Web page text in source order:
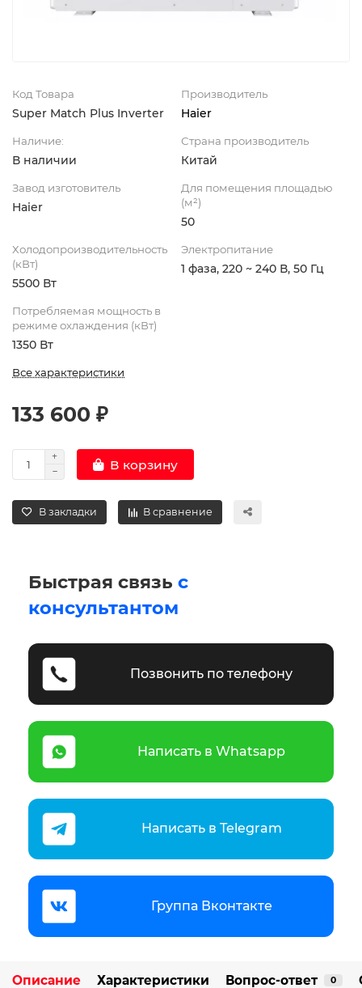
Код Товара
Super Match Plus Inverter
Производитель
Haier
Наличие:
В наличии
Страна производитель
Китай
Завод изготовитель
Haier
Для помещения площадью
(м²)
50
Холодопроизводительность
(кВт)
5500 Вт
Электропитание
1 фаза, 220 ~ 240 В, 50 Гц
Потребляемая мощность в
режиме охлаждения (кВт)
1350 Вт
Все характеристики
133 600 ₽
В корзину
В закладки В сравнение
Быстрая связь с
консультантом
Позвонить по телефону
Написать в Whatsapp
Написать в Telegram
Группа Вконтакте
Описание Характеристики Вопрос-ответ 0